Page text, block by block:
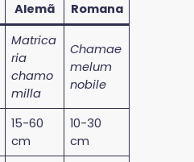
Alemã Romana
Matrica
ria
chamo
milla
Chamae
melum
nobile
15-60
cm
10-30
cm